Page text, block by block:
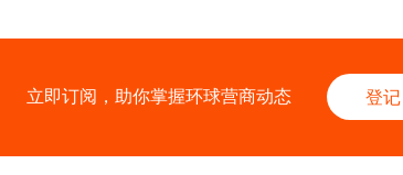
立即订阅，助你掌握环球营商动态 登记